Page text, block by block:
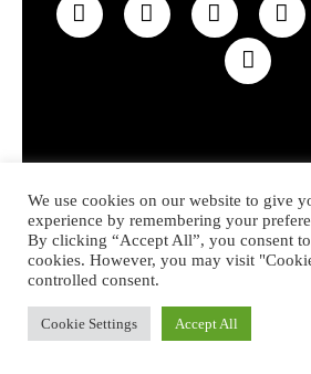
© 2022 MOBYZIK – Made with
We use cookies on our website to give
experience by remembering your
By clicking “Accept All”, you consent
cookies. However, you may visit
controlled consent.
Cookie Settings Accept All